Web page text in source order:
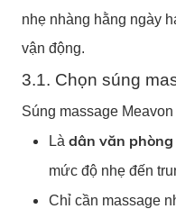
nhẹ nhàng hằng ngày
vận động.
3.1. Chọn súng
Súng massage
Là dân văn phòng
mức độ nhẹ đến
Chỉ cần massage